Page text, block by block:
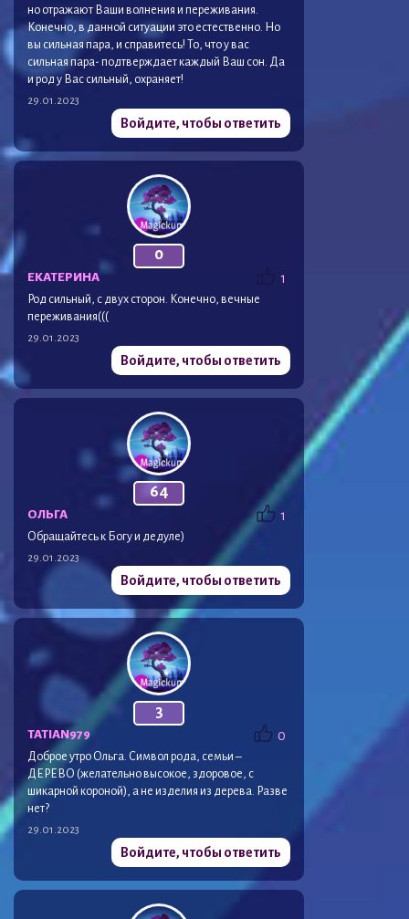
но отражают Ваши волнения и переживания.
Конечно, в данной ситуации это естественно. Но
вы сильная пара, и справитесь! То, что у вас
сильная пара- подтверждает каждый Ваш сон. Да
и род у Вас сильный, охраняет!
29.01.2023
Войдите, чтобы ответить
0
1
ЕКАТЕРИНА
Род сильный, с двух сторон. Конечно, вечные
переживания(((
29.01.2023
Войдите, чтобы ответить
64
1
ОЛЬГА
Обращайтесь к Богу и дедуле)
29.01.2023
Войдите, чтобы ответить
3
0
TATIAN979
Доброе утро Ольга. Символ рода, семьи –
ДЕРЕВО (желательно высокое, здоровое, с
шикарной короной), а не изделия из дерева. Разве
нет?
29.01.2023
Войдите, чтобы ответить